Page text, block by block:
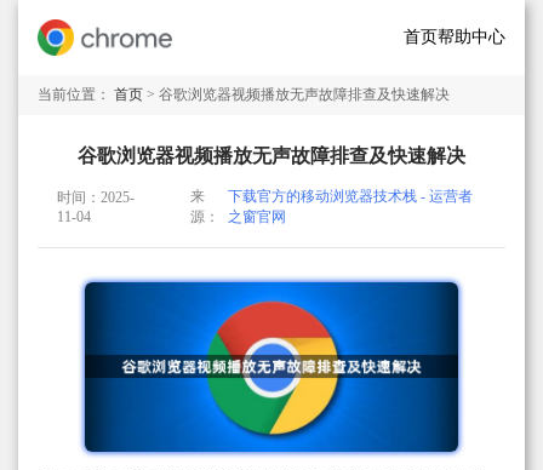
首页帮助中心
当前位置： 首页 > 谷歌浏览器视频播放无声故障排查及快速解决
谷歌浏览器视频播放无声故障排查及快速解决
时间：2025-
11-04
来
源：
下载官方的移动浏览器技术栈 - 运营者
之窗官网